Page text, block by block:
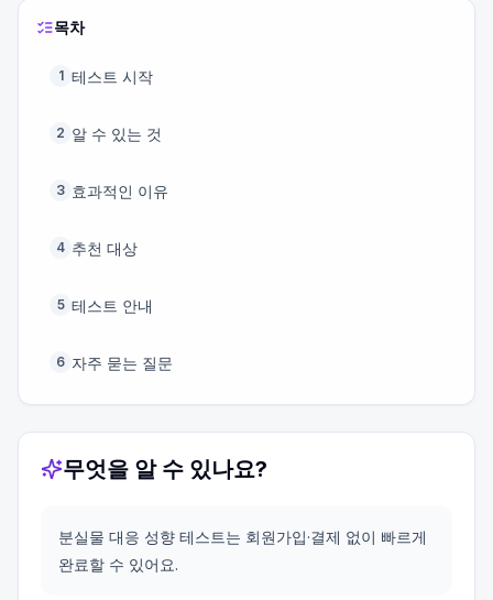
목차
1 테스트 시작
2 알 수 있는 것
3 효과적인 이유
4 추천 대상
5 테스트 안내
6 자주 묻는 질문
무엇을 알 수 있나요?
분실물 대응 성향 테스트는 회원가입·결제 없이 빠르게
완료할 수 있어요.